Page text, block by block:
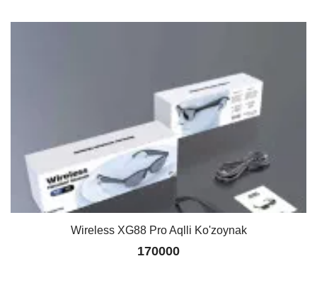
Wireless XG88 Pro Aqlli Ko'zoynak
170000